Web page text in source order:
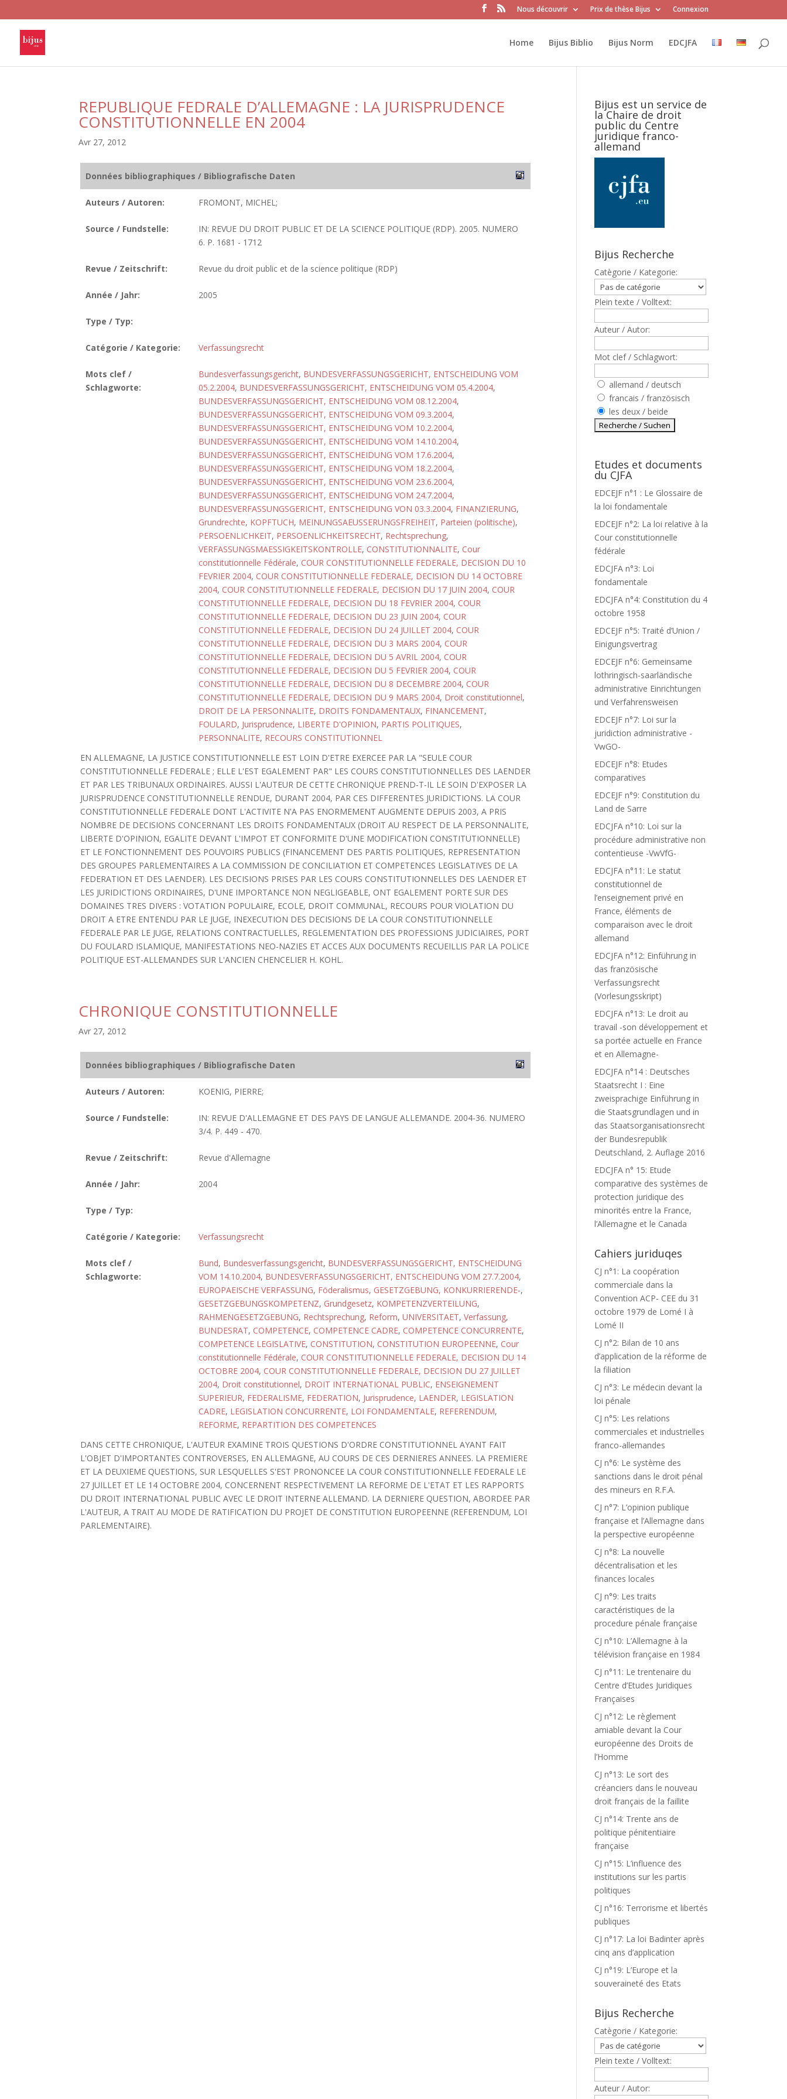
Nous découvrir Prix de thèse Bijus Connexion
Home Bijus Biblio Bijus Norm EDCJFA
REPUBLIQUE FEDRALE D’ALLEMAGNE : LA JURISPRUDENCE
CONSTITUTIONNELLE EN 2004
Avr 27, 2012
Données bibliographiques / Bibliografische Daten
Auteurs / Autoren: FROMONT, MICHEL;
Source / Fundstelle:
IN: REVUE DU DROIT PUBLIC ET DE LA SCIENCE POLITIQUE (RDP). 2005. NUMERO
6. P. 1681 - 1712
Revue / Zeitschrift: Revue du droit public et de la science politique (RDP)
Année / Jahr: 2005
Type / Typ:
Catégorie / Kategorie: Verfassungsrecht
Mots clef /
Schlagworte:
Bundesverfassungsgericht, BUNDESVERFASSUNGSGERICHT, ENTSCHEIDUNG VOM
05.2.2004, BUNDESVERFASSUNGSGERICHT, ENTSCHEIDUNG VOM 05.4.2004,
BUNDESVERFASSUNGSGERICHT, ENTSCHEIDUNG VOM 08.12.2004,
BUNDESVERFASSUNGSGERICHT, ENTSCHEIDUNG VOM 09.3.2004,
BUNDESVERFASSUNGSGERICHT, ENTSCHEIDUNG VOM 10.2.2004,
BUNDESVERFASSUNGSGERICHT, ENTSCHEIDUNG VOM 14.10.2004,
BUNDESVERFASSUNGSGERICHT, ENTSCHEIDUNG VOM 17.6.2004,
BUNDESVERFASSUNGSGERICHT, ENTSCHEIDUNG VOM 18.2.2004,
BUNDESVERFASSUNGSGERICHT, ENTSCHEIDUNG VOM 23.6.2004,
BUNDESVERFASSUNGSGERICHT, ENTSCHEIDUNG VOM 24.7.2004,
BUNDESVERFASSUNGSGERICHT, ENTSCHEIDUNG VON 03.3.2004, FINANZIERUNG,
Grundrechte, KOPFTUCH, MEINUNGSAEUSSERUNGSFREIHEIT, Parteien (politische),
PERSOENLICHKEIT, PERSOENLICHKEITSRECHT, Rechtsprechung,
VERFASSUNGSMAESSIGKEITSKONTROLLE, CONSTITUTIONNALITE, Cour
constitutionnelle Fédérale, COUR CONSTITUTIONNELLE FEDERALE, DECISION DU 10
FEVRIER 2004, COUR CONSTITUTIONNELLE FEDERALE, DECISION DU 14 OCTOBRE
2004, COUR CONSTITUTIONNELLE FEDERALE, DECISION DU 17 JUIN 2004, COUR
CONSTITUTIONNELLE FEDERALE, DECISION DU 18 FEVRIER 2004, COUR
CONSTITUTIONNELLE FEDERALE, DECISION DU 23 JUIN 2004, COUR
CONSTITUTIONNELLE FEDERALE, DECISION DU 24 JUILLET 2004, COUR
CONSTITUTIONNELLE FEDERALE, DECISION DU 3 MARS 2004, COUR
CONSTITUTIONNELLE FEDERALE, DECISION DU 5 AVRIL 2004, COUR
CONSTITUTIONNELLE FEDERALE, DECISION DU 5 FEVRIER 2004, COUR
CONSTITUTIONNELLE FEDERALE, DECISION DU 8 DECEMBRE 2004, COUR
CONSTITUTIONNELLE FEDERALE, DECISION DU 9 MARS 2004, Droit constitutionnel,
DROIT DE LA PERSONNALITE, DROITS FONDAMENTAUX, FINANCEMENT,
FOULARD, Jurisprudence, LIBERTE D'OPINION, PARTIS POLITIQUES,
PERSONNALITE, RECOURS CONSTITUTIONNEL
EN ALLEMAGNE, LA JUSTICE CONSTITUTIONNELLE EST LOIN D'ETRE EXERCEE PAR LA "SEULE COUR
CONSTITUTIONNELLE FEDERALE ; ELLE L'EST EGALEMENT PAR" LES COURS CONSTITUTIONNELLES DES LAENDER
ET PAR LES TRIBUNAUX ORDINAIRES. AUSSI L'AUTEUR DE CETTE CHRONIQUE PREND-T-IL LE SOIN D'EXPOSER LA
JURISPRUDENCE CONSTITUTIONNELLE RENDUE, DURANT 2004, PAR CES DIFFERENTES JURIDICTIONS. LA COUR
CONSTITUTIONNELLE FEDERALE DONT L'ACTIVITE N'A PAS ENORMEMENT AUGMENTE DEPUIS 2003, A PRIS
NOMBRE DE DECISIONS CONCERNANT LES DROITS FONDAMENTAUX (DROIT AU RESPECT DE LA PERSONNALITE,
LIBERTE D'OPINION, EGALITE DEVANT L'IMPOT ET CONFORMITE D'UNE MODIFICATION CONSTITUTIONNELLE)
ET LE FONCTIONNEMENT DES POUVOIRS PUBLICS (FINANCEMENT DES PARTIS POLITIQUES, REPRESENTATION
DES GROUPES PARLEMENTAIRES A LA COMMISSION DE CONCILIATION ET COMPETENCES LEGISLATIVES DE LA
FEDERATION ET DES LAENDER). LES DECISIONS PRISES PAR LES COURS CONSTITUTIONNELLES DES LAENDER ET
LES JURIDICTIONS ORDINAIRES, D'UNE IMPORTANCE NON NEGLIGEABLE, ONT EGALEMENT PORTE SUR DES
DOMAINES TRES DIVERS : VOTATION POPULAIRE, ECOLE, DROIT COMMUNAL, RECOURS POUR VIOLATION DU
DROIT A ETRE ENTENDU PAR LE JUGE, INEXECUTION DES DECISIONS DE LA COUR CONSTITUTIONNELLE
FEDERALE PAR LE JUGE, RELATIONS CONTRACTUELLES, REGLEMENTATION DES PROFESSIONS JUDICIAIRES, PORT
DU FOULARD ISLAMIQUE, MANIFESTATIONS NEO-NAZIES ET ACCES AUX DOCUMENTS RECUEILLIS PAR LA POLICE
POLITIQUE EST-ALLEMANDES SUR L'ANCIEN CHENCELIER H. KOHL.
CHRONIQUE CONSTITUTIONNELLE
Avr 27, 2012
Données bibliographiques / Bibliografische Daten
Auteurs / Autoren: KOENIG, PIERRE;
Source / Fundstelle:
IN: REVUE D'ALLEMAGNE ET DES PAYS DE LANGUE ALLEMANDE. 2004-36. NUMERO
3/4. P. 449 - 470.
Revue / Zeitschrift: Revue d'Allemagne
Année / Jahr: 2004
Type / Typ:
Catégorie / Kategorie: Verfassungsrecht
Mots clef /
Schlagworte:
Bund, Bundesverfassungsgericht, BUNDESVERFASSUNGSGERICHT, ENTSCHEIDUNG
VOM 14.10.2004, BUNDESVERFASSUNGSGERICHT, ENTSCHEIDUNG VOM 27.7.2004,
EUROPAEISCHE VERFASSUNG, Föderalismus, GESETZGEBUNG, KONKURRIERENDE-,
GESETZGEBUNGSKOMPETENZ, Grundgesetz, KOMPETENZVERTEILUNG,
RAHMENGESETZGEBUNG, Rechtsprechung, Reform, UNIVERSITAET, Verfassung,
BUNDESRAT, COMPETENCE, COMPETENCE CADRE, COMPETENCE CONCURRENTE,
COMPETENCE LEGISLATIVE, CONSTITUTION, CONSTITUTION EUROPEENNE, Cour
constitutionnelle Fédérale, COUR CONSTITUTIONNELLE FEDERALE, DECISION DU 14
OCTOBRE 2004, COUR CONSTITUTIONNELLE FEDERALE, DECISION DU 27 JUILLET
2004, Droit constitutionnel, DROIT INTERNATIONAL PUBLIC, ENSEIGNEMENT
SUPERIEUR, FEDERALISME, FEDERATION, Jurisprudence, LAENDER, LEGISLATION
CADRE, LEGISLATION CONCURRENTE, LOI FONDAMENTALE, REFERENDUM,
REFORME, REPARTITION DES COMPETENCES
DANS CETTE CHRONIQUE, L'AUTEUR EXAMINE TROIS QUESTIONS D'ORDRE CONSTITUTIONNEL AYANT FAIT
L'OBJET D'IMPORTANTES CONTROVERSES, EN ALLEMAGNE, AU COURS DE CES DERNIERES ANNEES. LA PREMIERE
ET LA DEUXIEME QUESTIONS, SUR LESQUELLES S'EST PRONONCEE LA COUR CONSTITUTIONNELLE FEDERALE LE
27 JUILLET ET LE 14 OCTOBRE 2004, CONCERNENT RESPECTIVEMENT LA REFORME DE L'ETAT ET LES RAPPORTS
DU DROIT INTERNATIONAL PUBLIC AVEC LE DROIT INTERNE ALLEMAND. LA DERNIERE QUESTION, ABORDEE PAR
L'AUTEUR, A TRAIT AU MODE DE RATIFICATION DU PROJET DE CONSTITUTION EUROPEENNE (REFERENDUM, LOI
PARLEMENTAIRE).
Bijus est un service de
la Chaire de droit
public du Centre
juridique franco-
allemand
Bijus Recherche
Catègorie / Kategorie:
Plein texte / Volltext:
Auteur / Autor:
Mot clef / Schlagwort:
allemand / deutsch
francais / französisch
les deux / beide
Etudes et documents
du CJFA
EDCEJF n°1 : Le Glossaire de
la loi fondamentale
EDCEJF n°2: La loi relative à la
Cour constitutionnelle
fédérale
EDCJFA n°3: Loi
fondamentale
EDCJFA n°4: Constitution du 4
octobre 1958
EDCEJF n°5: Traité d’Union /
Einigungsvertrag
EDCEJF n°6: Gemeinsame
lothringisch-saarländische
administrative Einrichtungen
und Verfahrensweisen
EDCEJF n°7: Loi sur la
juridiction administrative -
VwGO-
EDCEJF n°8: Etudes
comparatives
EDCEJF n°9: Constitution du
Land de Sarre
EDCJFA n°10: Loi sur la
procédure administrative non
contentieuse -VwVfG-
EDCJFA n°11: Le statut
constitutionnel de
l’enseignement privé en
France, éléments de
comparaison avec le droit
allemand
EDCJFA n°12: Einführung in
das französische
Verfassungsrecht
(Vorlesungsskript)
EDCJFA n°13: Le droit au
travail -son développement et
sa portée actuelle en France
et en Allemagne-
EDCJFA n°14 : Deutsches
Staatsrecht I : Eine
zweisprachige Einführung in
die Staatsgrundlagen und in
das Staatsorganisationsrecht
der Bundesrepublik
Deutschland, 2. Auflage 2016
EDCJFA n° 15: Etude
comparative des systèmes de
protection juridique des
minorités entre la France,
l’Allemagne et le Canada
Cahiers juriduqes
CJ n°1: La coopération
commerciale dans la
Convention ACP- CEE du 31
octobre 1979 de Lomé I à
Lomé II
CJ n°2: Bilan de 10 ans
d’application de la réforme de
la filiation
CJ n°3: Le médecin devant la
loi pénale
CJ n°5: Les relations
commerciales et industrielles
franco-allemandes
CJ n°6: Le système des
sanctions dans le droit pénal
des mineurs en R.F.A.
CJ n°7: L’opinion publique
française et l’Allemagne dans
la perspective européenne
CJ n°8: La nouvelle
décentralisation et les
finances locales
CJ n°9: Les traits
caractéristiques de la
procedure pénale française
CJ n°10: L’Allemagne à la
télévision française en 1984
CJ n°11: Le trentenaire du
Centre d’Etudes Juridiques
Françaises
CJ n°12: Le règlement
amiable devant la Cour
européenne des Droits de
l’Homme
CJ n°13: Le sort des
créanciers dans le nouveau
droit français de la faillite
CJ n°14: Trente ans de
politique pénitentiaire
française
CJ n°15: L’influence des
institutions sur les partis
politiques
CJ n°16: Terrorisme et libertés
publiques
CJ n°17: La loi Badinter après
cinq ans d’application
CJ n°19: L’Europe et la
souveraineté des Etats
Bijus Recherche
Catègorie / Kategorie:
Plein texte / Volltext:
Auteur / Autor: